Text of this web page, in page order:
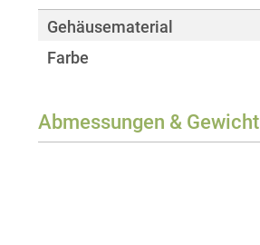
Gehäusematerial
Farbe
Abmessungen & Gewicht